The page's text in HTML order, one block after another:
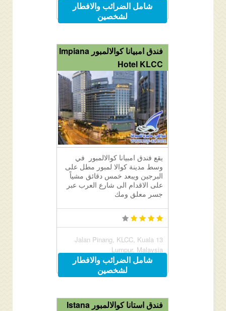
Lumpur City Centre, 50088 Kuala
Lumpur, Malaysia
شامل الضرائب والافطار
لشخصين
فندق امبيانا كوالالمبور Impiana
Hotel KLCC
يقع فندق امبيانا كوالالمبور في
وسط مدينة كوالا لمبور مطل على
البرجين ويبعد خمس دقائق مشياً
على الاقدام الى شارع العرب عبر
جسر معلق ومك
13 Jalan Pinang, KLCC, Kuala
Lumpur, Malaysia
شامل الضرائب والافطار
لشخصين
فندق استانا كوالالمبور Istana